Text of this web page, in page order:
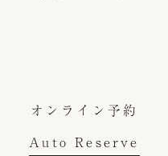
オンライン予約
Auto Reserve